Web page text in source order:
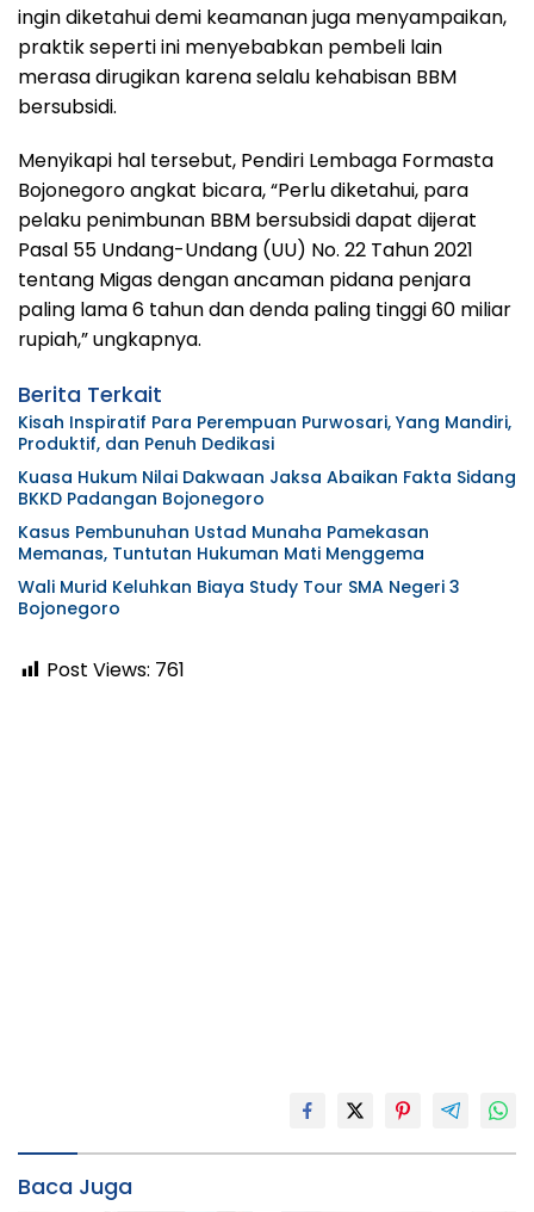
ingin diketahui demi keamanan juga menyampaikan,
praktik seperti ini menyebabkan pembeli lain
merasa dirugikan karena selalu kehabisan BBM
bersubsidi.
Menyikapi hal tersebut, Pendiri Lembaga Formasta
Bojonegoro angkat bicara, “Perlu diketahui, para
pelaku penimbunan BBM bersubsidi dapat dijerat
Pasal 55 Undang-Undang (UU) No. 22 Tahun 2021
tentang Migas dengan ancaman pidana penjara
paling lama 6 tahun dan denda paling tinggi 60 miliar
rupiah,” ungkapnya.
Berita Terkait
Kisah Inspiratif Para Perempuan Purwosari, Yang Mandiri,
Produktif, dan Penuh Dedikasi
Kuasa Hukum Nilai Dakwaan Jaksa Abaikan Fakta Sidang
BKKD Padangan Bojonegoro
Kasus Pembunuhan Ustad Munaha Pamekasan
Memanas, Tuntutan Hukuman Mati Menggema
Wali Murid Keluhkan Biaya Study Tour SMA Negeri 3
Bojonegoro
Post Views: 761
Baca Juga